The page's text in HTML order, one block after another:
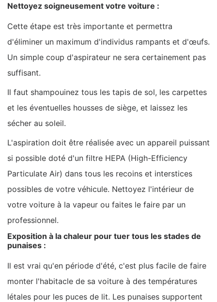
Nettoyez soigneusement votre voiture :
Cette étape est très importante et permettra
d'éliminer un maximum d'individus rampants et d'œufs.
Un simple coup d'aspirateur ne sera certainement pas
suffisant.
Il faut shampouinez tous les tapis de sol, les carpettes
et les éventuelles housses de siège, et laissez les
sécher au soleil.
L'aspiration doit être réalisée avec un appareil puissant
si possible doté d'un filtre HEPA (High-Efficiency
Particulate Air) dans tous les recoins et interstices
possibles de votre véhicule. Nettoyez l'intérieur de
votre voiture à la vapeur ou faites le faire par un
professionnel.
Exposition à la chaleur pour tuer tous les stades de
punaises :
Il est vrai qu'en période d'été, c'est plus facile de faire
monter l'habitacle de sa voiture à des températures
létales pour les puces de lit. Les punaises supportent